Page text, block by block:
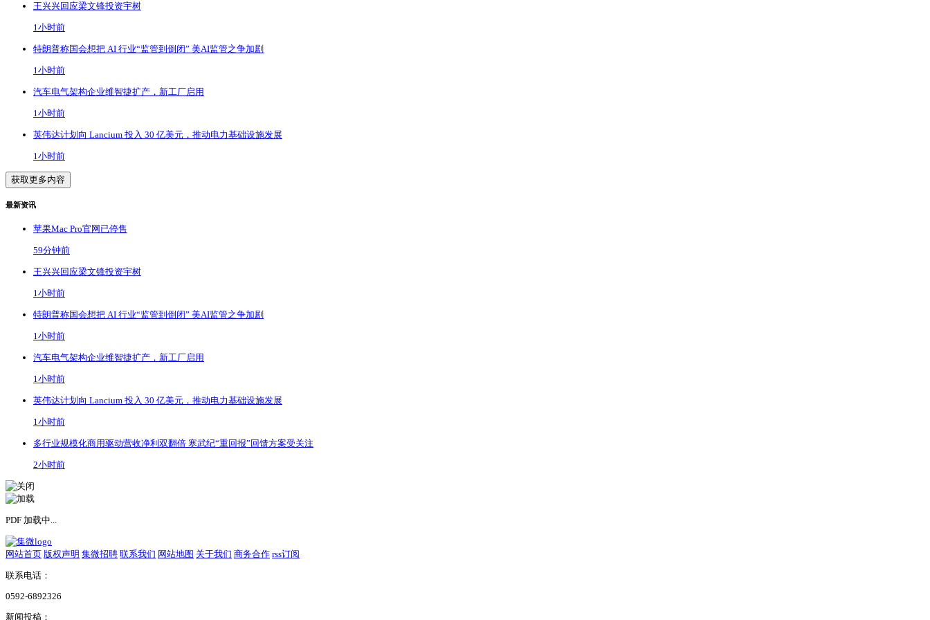
王兴兴回应梁文锋投资宇树
1小时前
特朗普称国会想把 AI 行业“监管到倒闭” 美AI监管之争加剧
1小时前
汽车电气架构企业维智捷扩产，新工厂启用
1小时前
英伟达计划向 Lancium 投入 30 亿美元，推动电力基础设施发展
1小时前
获取更多内容
最新资讯
苹果Mac Pro官网已停售
59分钟前
王兴兴回应梁文锋投资宇树
1小时前
特朗普称国会想把 AI 行业“监管到倒闭” 美AI监管之争加剧
1小时前
汽车电气架构企业维智捷扩产，新工厂启用
1小时前
英伟达计划向 Lancium 投入 30 亿美元，推动电力基础设施发展
1小时前
多行业规模化商用驱动营收净利双翻倍 寒武纪“重回报”回馈方案受关注
2小时前
PDF 加载中...
网站首页 版权声明 集微招聘 联系我们 网站地图 关于我们 商务合作 rss订阅
联系电话：
0592-6892326
新闻投稿：